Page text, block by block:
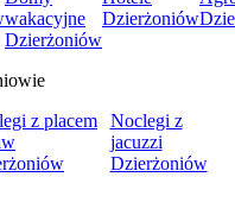
wakacyjne
Dzierżoniów
Dzierżoniów
z placem
Noclegi z
jacuzzi
Dzierżoniów